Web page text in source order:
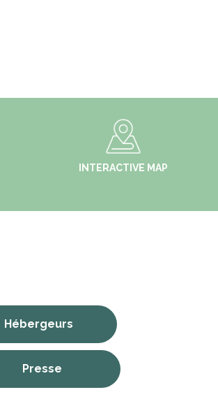
INTERACTIVE MAP
Hébergeurs
Presse